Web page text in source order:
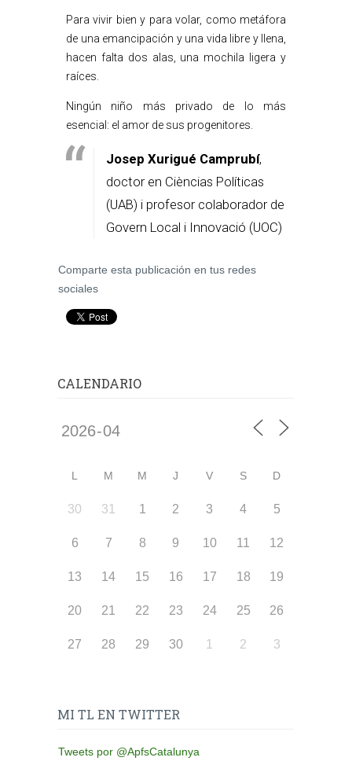
Para vivir bien y para volar, como metáfora
de una emancipación y una vida libre y llena,
hacen falta dos alas, una mochila ligera y
raíces.
Ningún niño más privado de lo más
esencial: el amor de sus progenitores.
Josep Xurigué Camprubí,
doctor en Cièncias Políticas
(UAB) i profesor colaborador de
Govern Local i Innovació (UOC)
Comparte esta publicación en tus redes
sociales
CALENDARIO
L M M J V S D
30 31 1 2 3 4 5
6 7 8 9 10 11 12
13 14 15 16 17 18 19
20 21 22 23 24 25 26
27 28 29 30 1 2 3
MI TL EN TWITTER
Tweets por @ApfsCatalunya